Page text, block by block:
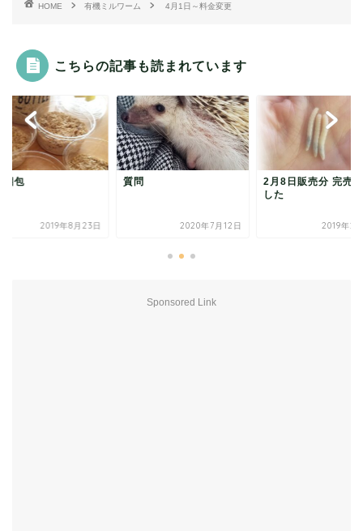
HOME 有機ミルワーム 4月1日～料金変更
こちらの記事も読まれています
梱包
2019年8月23日
質問
2020年7月12日
2月8日販売分 完売
した
2019年2
Sponsored Link